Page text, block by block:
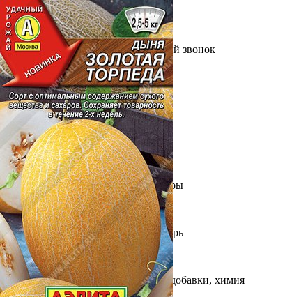
Выберите город
Обратный звонокЗаказать обратный звонок
Каталог
Семена
Грунты
Газонные травы, сидераты
Горшки, рассадники, аксессуары
Посадочный материал
Садовый инструмент, инвентарь
Консервирование
Средства защиты, удобрения, добавки, химия